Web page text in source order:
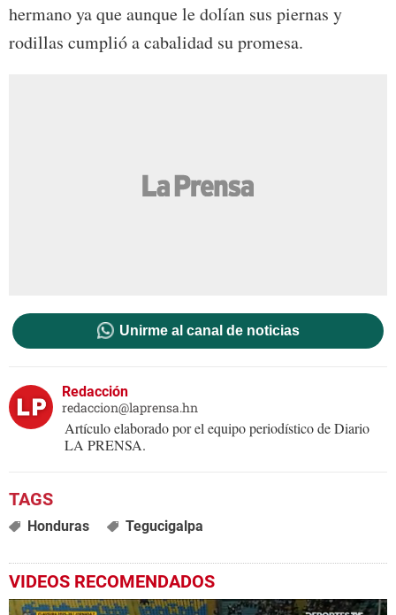
hermano ya que aunque le dolían sus piernas y
rodillas cumplió a cabalidad su promesa.
Unirme al canal de noticias
Redacción
redaccion@laprensa.hn
Artículo elaborado por el equipo periodístico de Diario
LA PRENSA.
Honduras Tegucigalpa
VIDEOS RECOMENDADOS